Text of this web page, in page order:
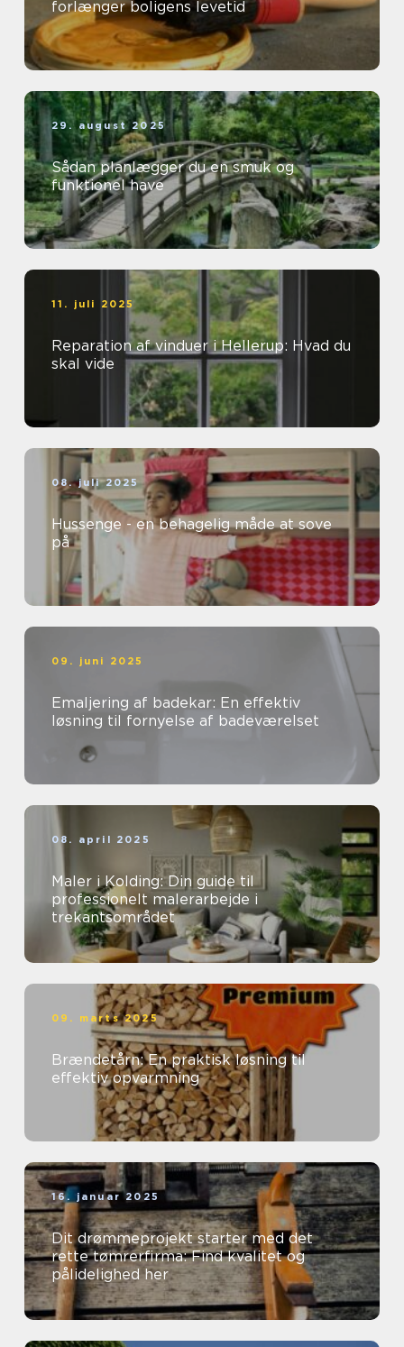
forlænger boligens levetid
29. august 2025
Sådan planlægger du en smuk og
funktionel have
11. juli 2025
Reparation af vinduer i Hellerup: Hvad du
skal vide
08. juli 2025
Hussenge - en behagelig måde at sove
på
09. juni 2025
Emaljering af badekar: En effektiv
løsning til fornyelse af badeværelset
08. april 2025
Maler i Kolding: Din guide til
professionelt malerarbejde i
trekantsområdet
09. marts 2025
Brændetårn: En praktisk løsning til
effektiv opvarmning
16. januar 2025
Dit drømmeprojekt starter med det
rette tømrerfirma: Find kvalitet og
pålidelighed her